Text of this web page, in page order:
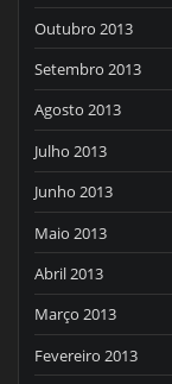
Outubro 2013
Setembro 2013
Agosto 2013
Julho 2013
Junho 2013
Maio 2013
Abril 2013
Março 2013
Fevereiro 2013